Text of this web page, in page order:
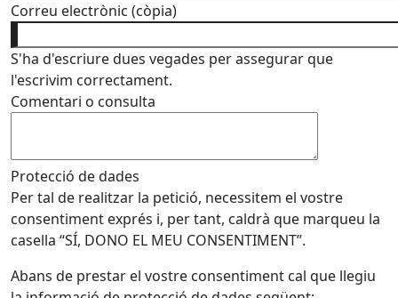
Correu electrònic (còpia)
S'ha d'escriure dues vegades per assegurar que
l'escrivim correctament.
Comentari o consulta
Protecció de dades
Per tal de realitzar la petició, necessitem el vostre
consentiment exprés i, per tant, caldrà que marqueu la
casella “SÍ, DONO EL MEU CONSENTIMENT”.
Abans de prestar el vostre consentiment cal que llegiu